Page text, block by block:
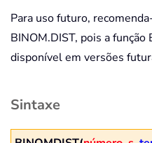
Para uso futuro,
BINOM.DIST, pois a
disponível em versões
Sintaxe